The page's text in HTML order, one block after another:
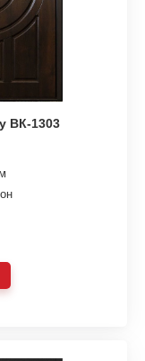
ВК-1303